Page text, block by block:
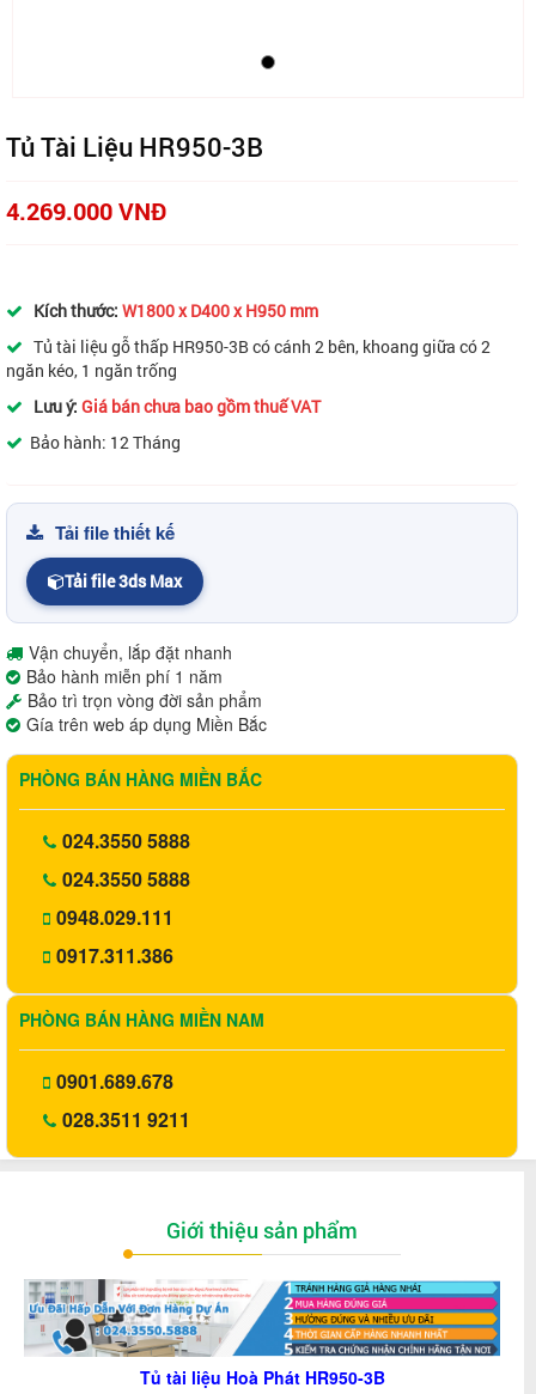
Tủ Tài Liệu HR950-3B
4.269.000 VNĐ
Kích thước: W1800 x D400 x H950 mm
Tủ tài liệu gỗ thấp HR950-3B có cánh 2 bên, khoang giữa có 2
ngăn kéo, 1 ngăn trống
Lưu ý: Giá bán chưa bao gồm thuế VAT
Bảo hành: 12 Tháng
Tải file thiết kế
Tải file 3ds Max
Vận chuyển, lắp đặt nhanh
Bảo hành miễn phí 1 năm
Bảo trì trọn vòng đời sản phẩm
Gía trên web áp dụng Miền Bắc
PHÒNG BÁN HÀNG MIỀN BẮC
024.3550 5888
024.3550 5888
0948.029.111
0917.311.386
PHÒNG BÁN HÀNG MIỀN NAM
0901.689.678
028.3511 9211
Giới thiệu sản phẩm
Tủ tài liệu Hoà Phát HR950-3B